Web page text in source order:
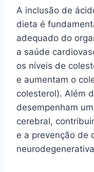
A inclusão de
dieta é
adequado do
a saúde
os níveis de
e aumentam o
colesterol). Além
desempenham
cerebral,
e a prevenção de